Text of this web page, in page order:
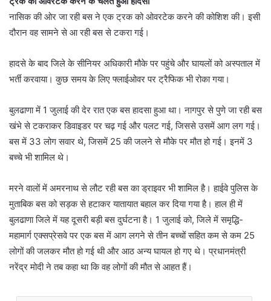
नासिक की ओर जा रही बस ने एक ट्रक को ओवरटेक करने की कोशिश की। इसी
दौरान वह सामने से आ रही बस से टकरा गई।
हादसे के बाद जिले के सीनियर अधिकारी मौके पर पहुंचे और घायलों को अस्पताल में
भर्ती करवाया। कुछ समय के लिए फ्लाईओवर पर ट्रैफिक भी रोका गया।
बुलढाणा में 1 जुलाई की देर रात एक बस हादसा हुआ था। नागपुर से पुणे जा रही बस
खंभे से टकराकर डिवाइडर पर चढ़ गई और पलट गई, जिससे उसमें आग लग गई।
बस में 33 लोग सवार थे, जिसमें 25 की जलने से मौके पर मौत हो गई। इनमें 3
बच्चे भी शामिल थे।
मरने वालों में अमरनाथ से लौट रही बस का ड्राइवर भी शामिल है। हाईवे पुलिस के
मुताबिक बस को सड़क से हटाकर यातायात बहाल कर दिया गया है। हाल ही में
बुलढाणा जिले में यह दूसरी बड़ी बस दुर्घटना है। 1 जुलाई को, जिले में समृद्धि-
महामार्ग एक्सप्रेसवे पर एक बस में आग लगने से तीन बच्चों सहित कम से कम 25
लोगों की जलकर मौत हो गई थी और आठ अन्य घायल हो गए थे। प्रधानमंत्री
नरेंद्र मोदी ने तब कहा था कि वह लोगों की मौत से आहत हैं।